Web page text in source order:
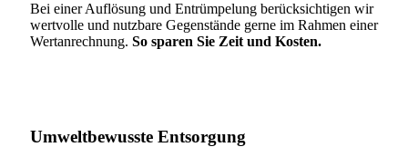
Bei einer Auflösung und Entrümpelung berücksichtigen wir
wertvolle und nutzbare Gegenstände gerne im Rahmen einer
Wertanrechnung. So sparen Sie Zeit und Kosten.
Umweltbewusste Entsorgung